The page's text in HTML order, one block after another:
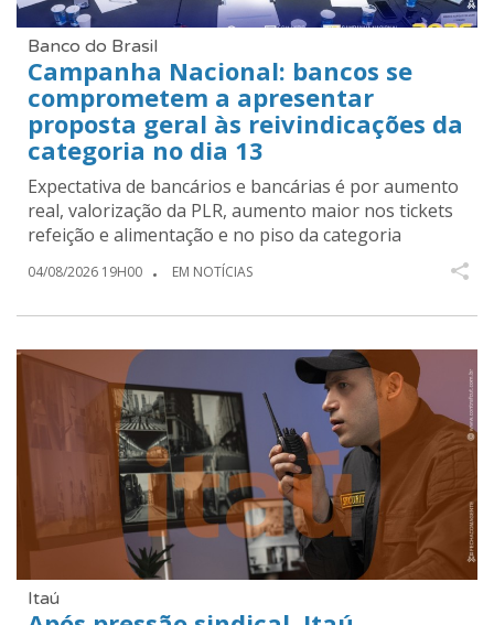
Banco do Brasil
Campanha Nacional: bancos se
comprometem a apresentar
proposta geral às reivindicações da
categoria no dia 13
Expectativa de bancários e bancárias é por aumento
real, valorização da PLR, aumento maior nos tickets
refeição e alimentação e no piso da categoria
04/08/2026 19H00 EM NOTÍCIAS
Itaú